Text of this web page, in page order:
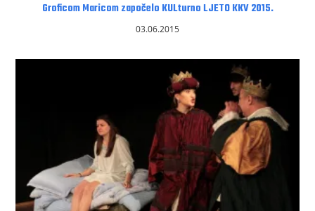
Groficom Maricom započelo KULturno LJETO KKV 2015.
03.06.2015